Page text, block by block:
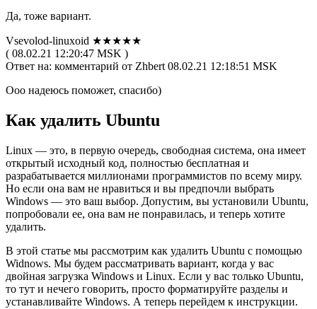
Да, тоже вариант.
Vsevolod-linuxoid ★★★★★
( 08.02.21 12:20:47 MSK )
Ответ на: комментарий от Zhbert 08.02.21 12:18:51 MSK
Ооо надеюсь поможет, спасибо)
Как удалить Ubuntu
Linux — это, в первую очередь, свободная система, она имеет
открытый исходный код, полностью бесплатная и
разрабатывается миллионами программистов по всему миру.
Но если она вам не нравиться и вы предпочли выбрать
Windows — это ваш выбор. Допустим, вы установили Ubuntu,
попробовали ее, она вам не понравилась, и теперь хотите
удалить.
В этой статье мы рассмотрим как удалить Ubuntu с помощью
Widnows. Мы будем рассматривать вариант, когда у вас
двойная загрузка Windows и Linux. Если у вас только Ubuntu,
то тут и нечего говорить, просто форматируйте разделы и
устанавливайте Windows. А теперь перейдем к инструкции.